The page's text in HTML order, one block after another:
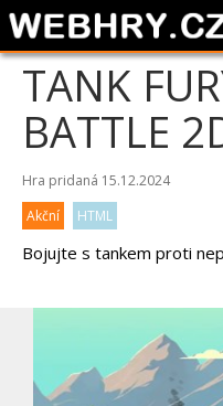
TANK
BATTLE
Hra pridaná 15.12.2024
Akční
HTML
Bojujte s tankem proti